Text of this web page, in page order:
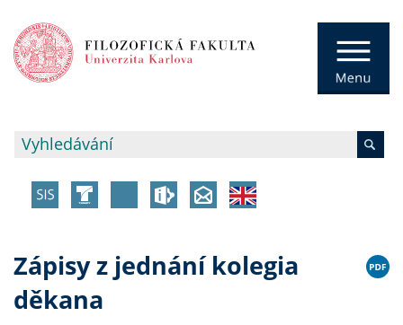
Zápisy z jednání kolegia
děkana